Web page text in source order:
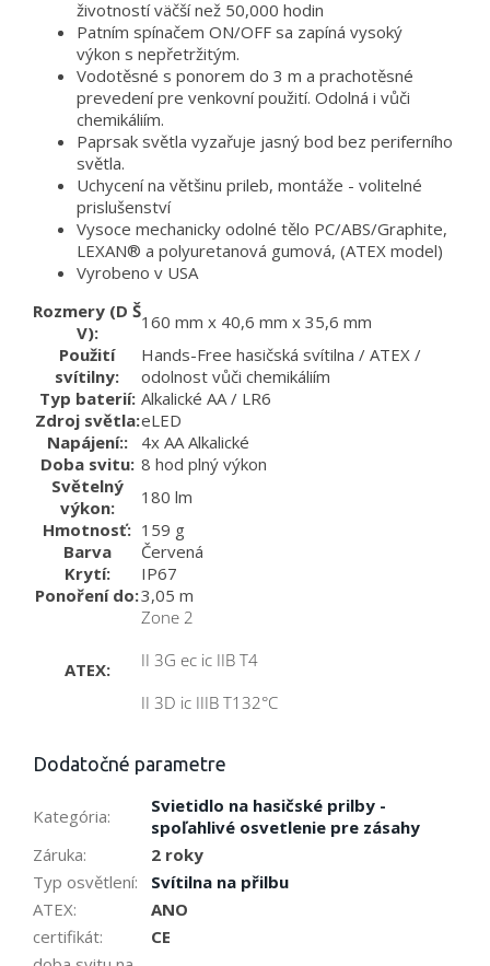
životností väčší než 50,000 hodin
Patním spínačem ON/OFF sa zapíná vysoký
výkon s nepřetržitým.
Vodotěsné s ponorem do 3 m a prachotěsné
prevedení pre venkovní použití. Odolná i vůči
chemikáliím.
Paprsak světla vyzařuje jasný bod bez periferního
světla.
Uchycení na většinu prileb, montáže - volitelné
prislušenství
Vysoce mechanicky odolné tělo PC/ABS/Graphite,
LEXAN® a polyuretanová gumová, (ATEX model)
Vyrobeno v USA
Rozmery (D Š
V):
160 mm x 40,6 mm x 35,6 mm
Použití
svítilny:
Hands-Free hasičská svítilna / ATEX /
odolnost vůči chemikáliím
Typ baterií: Alkalické AA / LR6
Zdroj světla:eLED
Napájení::
4x AA Alkalické
Doba svitu: 8 hod plný výkon
Světelný
výkon:
180 lm
Hmotnosť: 159 g
Barva
Červená
Krytí:
IP67
Ponoření do:3,05 m
ATEX:
Zone 2
II 3G ec ic IIB T4
II 3D ic IIIB T132°C
Dodatočné parametre
Kategória:
Svietidlo na hasičské prilby -
spoľahlivé osvetlenie pre zásahy
Záruka:
2 roky
Typ osvětlení:
Svítilna na přilbu
ATEX:
ANO
certifikát:
CE